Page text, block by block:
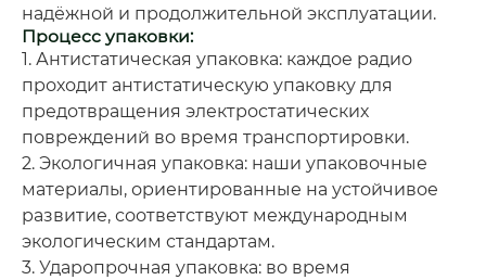
надёжной и продолжительной эксплуатации.
Процесс упаковки:
1. Антистатическая упаковка: каждое радио
проходит антистатическую упаковку для
предотвращения электростатических
повреждений во время транспортировки.
2. Экологичная упаковка: наши упаковочные
материалы, ориентированные на устойчивое
развитие, соответствуют международным
экологическим стандартам.
3. Ударопрочная упаковка: во время